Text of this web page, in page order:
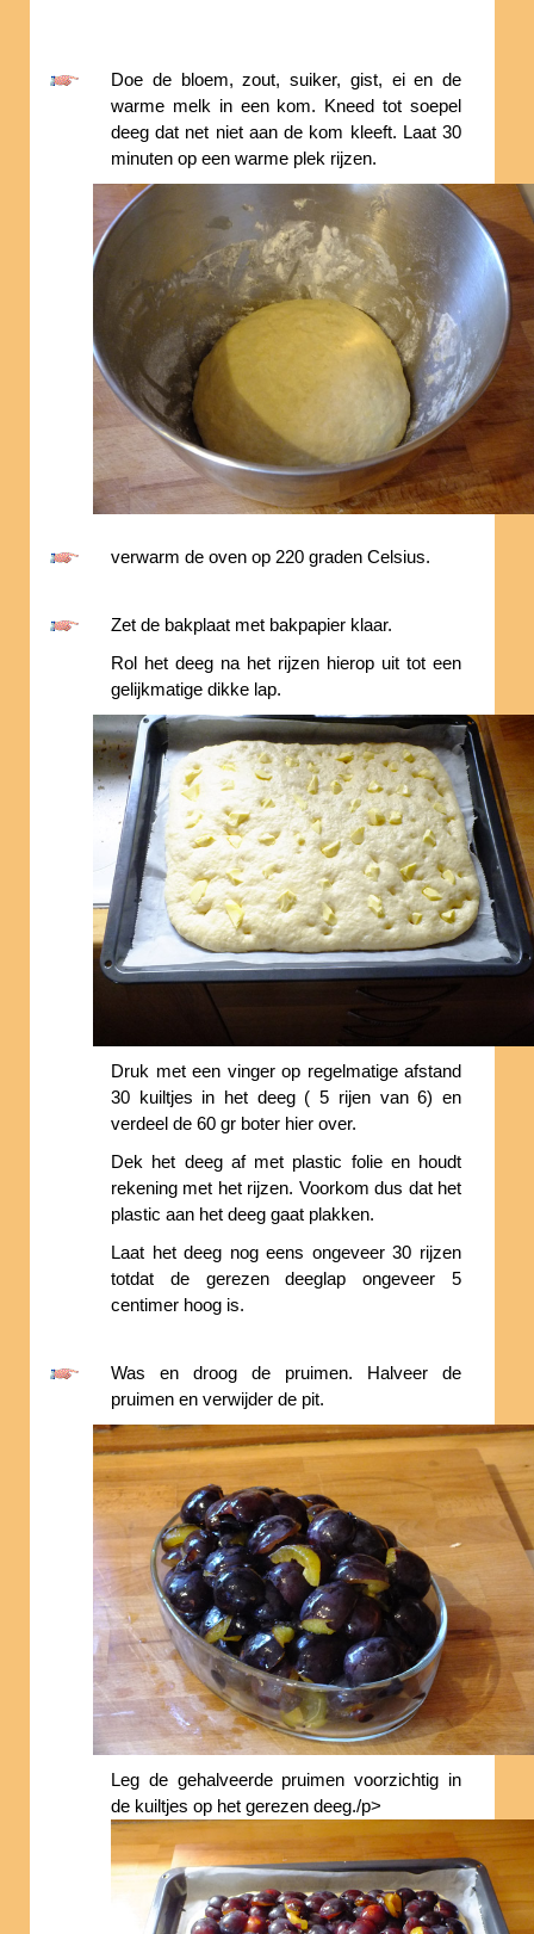
Doe de bloem, zout, suiker, gist, ei en de
warme melk in een kom. Kneed tot soepel
deeg dat net niet aan de kom kleeft. Laat 30
minuten op een warme plek rijzen.
verwarm de oven op 220 graden Celsius.
Zet de bakplaat met bakpapier klaar.
Rol het deeg na het rijzen hierop uit tot een
gelijkmatige dikke lap.
Druk met een vinger op regelmatige afstand
30 kuiltjes in het deeg ( 5 rijen van 6) en
verdeel de 60 gr boter hier over.
Dek het deeg af met plastic folie en houdt
rekening met het rijzen. Voorkom dus dat het
plastic aan het deeg gaat plakken.
Laat het deeg nog eens ongeveer 30 rijzen
totdat de gerezen deeglap ongeveer 5
centimer hoog is.
Was en droog de pruimen. Halveer de
pruimen en verwijder de pit.
Leg de gehalveerde pruimen voorzichtig in
de kuiltjes op het gerezen deeg./p>